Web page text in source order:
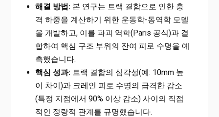
해결 방법:본 연구는 트랙 결함으로 인한 충
격 하중을 계산하기 위한 운동학-동역학 모델
을 개발하고, 이를 파괴 역학(Paris 공식)과 결
합하여 핵심 구조 부위의 잔여 피로 수명을 예
측했습니다.
핵심 성과:트랙 결함의 심각성(예: 10mm 높
이 차이)과 크레인 피로 수명의 급격한 감소
(특정 지점에서 90% 이상 감소) 사이의 직접
적인 정량적 관계를 규명했습니다.